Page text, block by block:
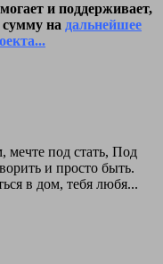
и поддерживает,
на дальнейшее
мечте под стать, Под
и просто быть.
в дом, тебя любя...